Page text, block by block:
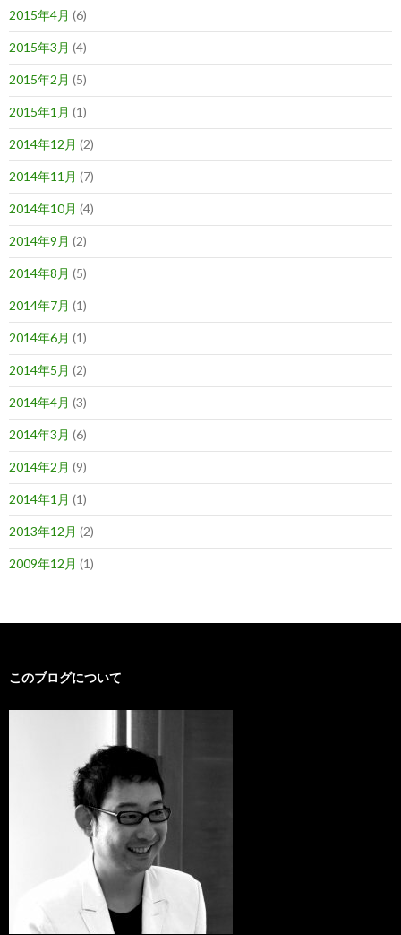
2015年4月 (6)
2015年3月 (4)
2015年2月 (5)
2015年1月 (1)
2014年12月 (2)
2014年11月 (7)
2014年10月 (4)
2014年9月 (2)
2014年8月 (5)
2014年7月 (1)
2014年6月 (1)
2014年5月 (2)
2014年4月 (3)
2014年3月 (6)
2014年2月 (9)
2014年1月 (1)
2013年12月 (2)
2009年12月 (1)
このブログについて